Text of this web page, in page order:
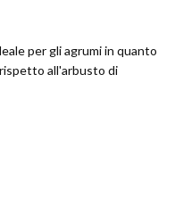
per gli agrumi in quanto
all'arbusto di